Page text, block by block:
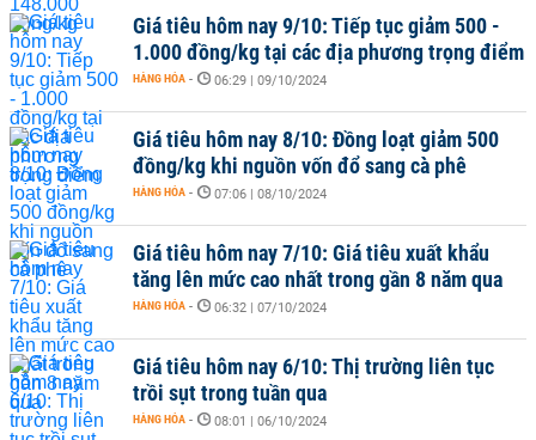
Giá tiêu hôm nay 9/10: Tiếp tục giảm 500 -
1.000 đồng/kg tại các địa phương trọng điểm
HÀNG HÓA - 06:29 | 09/10/2024
Giá tiêu hôm nay 8/10: Đồng loạt giảm 500
đồng/kg khi nguồn vốn đổ sang cà phê
HÀNG HÓA - 07:06 | 08/10/2024
Giá tiêu hôm nay 7/10: Giá tiêu xuất khẩu
tăng lên mức cao nhất trong gần 8 năm qua
HÀNG HÓA - 06:32 | 07/10/2024
Giá tiêu hôm nay 6/10: Thị trường liên tục
trồi sụt trong tuần qua
HÀNG HÓA - 08:01 | 06/10/2024